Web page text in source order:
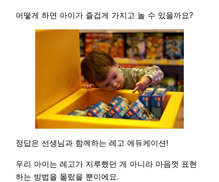
어떻게 하면 아이가 즐겁게 가지고 놀 수 있을까요?
정답은 선생님과 함께하는 레고 에듀케이션!
우리 아이는 레고가 지루했던 게 아니라 마음껏 표현
하는 방법을 몰랐을 뿐이에요.